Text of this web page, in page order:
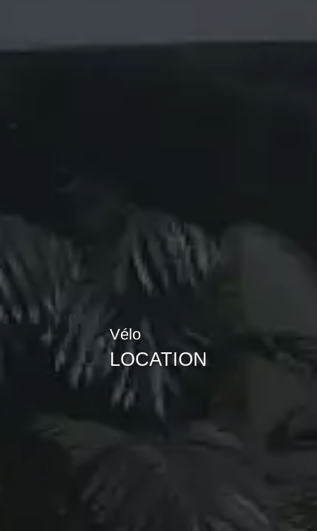
Vélo
LOCATION